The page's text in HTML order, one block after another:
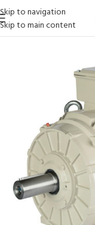
Skip to navigation
Skip to main content